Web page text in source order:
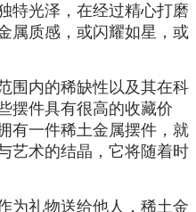
特光泽，在经过精心打磨
属质感，或闪耀如星，或
围内的稀缺性以及其在科
摆件具有很高的收藏价
有一件稀土金属摆件，就
艺术的结晶，它将随着时
为礼物送给他人，稀土金